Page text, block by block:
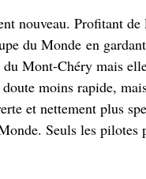
nouveau. Profitant
du Monde en
Mont-Chéry mais
doute moins rapide,
et nettement plus
Seuls les